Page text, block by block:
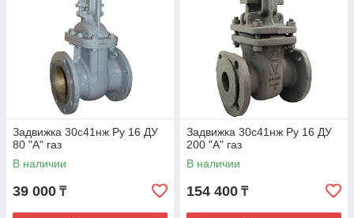
Задвижка 30с41нж Ру 16 ДУ
80 "А" газ
В наличии
39 000 ₸
Задвижка 30с41нж Ру 16 ДУ
200 "А" газ
В наличии
154 400 ₸